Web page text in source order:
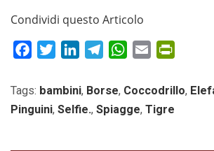
Condividi questo Articolo
FacebookTwitterLinkedInTelegramWhatsApp
Email
Tags: bambini, Borse, Coccodrillo,
Pinguini, Selfie., Spiagge, Tigre